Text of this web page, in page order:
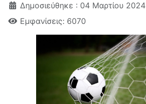
Δημοσιεύθηκε : 04 Μαρτίου 2024
Εμφανίσεις: 6070